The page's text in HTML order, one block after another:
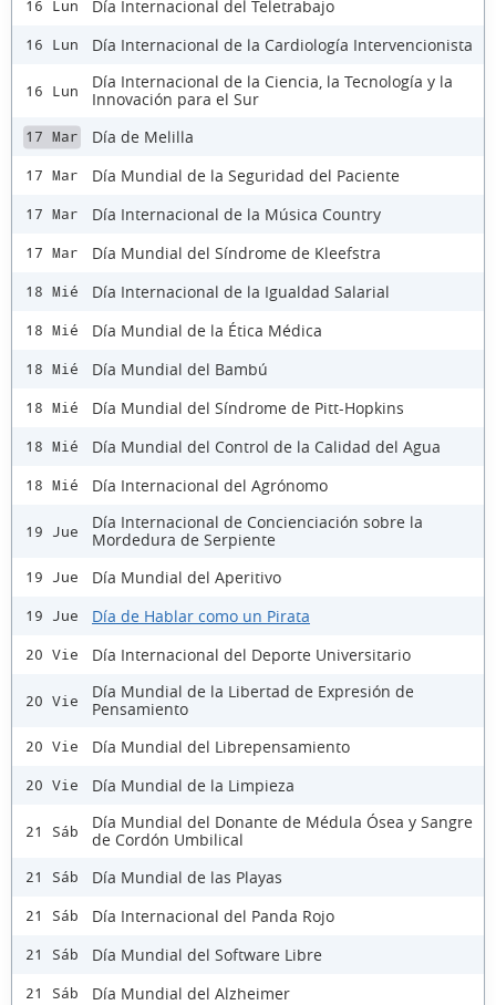
16 Lun Día Internacional del Teletrabajo
16 Lun Día Internacional de la Cardiología Intervencionista
16 Lun
Día Internacional de la Ciencia, la Tecnología y la
Innovación para el Sur
17 Mar Día de Melilla
17 Mar Día Mundial de la Seguridad del Paciente
17 Mar Día Internacional de la Música Country
17 Mar Día Mundial del Síndrome de Kleefstra
18 Mié Día Internacional de la Igualdad Salarial
18 Mié Día Mundial de la Ética Médica
18 Mié Día Mundial del Bambú
18 Mié Día Mundial del Síndrome de Pitt-Hopkins
18 Mié Día Mundial del Control de la Calidad del Agua
18 Mié Día Internacional del Agrónomo
19 Jue
Día Internacional de Concienciación sobre la
Mordedura de Serpiente
19 Jue Día Mundial del Aperitivo
19 Jue Día de Hablar como un Pirata
20 Vie Día Internacional del Deporte Universitario
20 Vie
Día Mundial de la Libertad de Expresión de
Pensamiento
20 Vie Día Mundial del Librepensamiento
20 Vie Día Mundial de la Limpieza
21 Sáb
Día Mundial del Donante de Médula Ósea y Sangre
de Cordón Umbilical
21 Sáb Día Mundial de las Playas
21 Sáb Día Internacional del Panda Rojo
21 Sáb Día Mundial del Software Libre
21 Sáb Día Mundial del Alzheimer